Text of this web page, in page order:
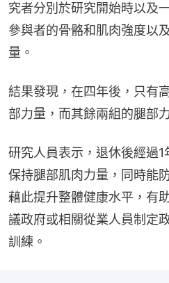
究者分別於研究開始時以及
參與者的骨骼和肌肉強度以
量。
結果發現，在四年後，只有
部力量，而其餘兩組的腿部
研究人員表示，退休後經過1
保持腿部肌肉力量，同時能
藉此提升整體健康水平，有
議政府或相關從業人員制定
訓練。